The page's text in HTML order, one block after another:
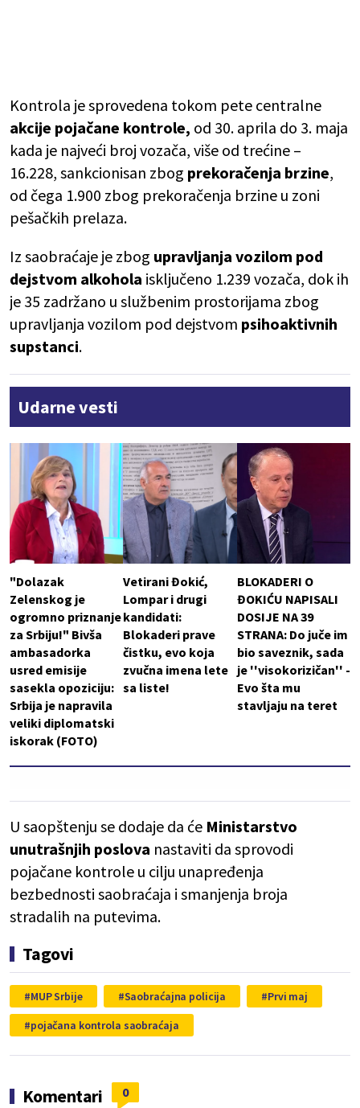
Kontrola je sprovedena tokom pete centralne
akcije pojačane kontrole, od 30. aprila do 3. maja
kada je najveći broj vozača, više od trećine –
16.228, sankcionisan zbog prekoračenja brzine,
od čega 1.900 zbog prekoračenja brzine u zoni
pešačkih prelaza.
Iz saobraćaje je zbog upravljanja vozilom pod
dejstvom alkohola isključeno 1.239 vozača, dok ih
je 35 zadržano u službenim prostorijama zbog
upravljanja vozilom pod dejstvom psihoaktivnih
supstanci.
Udarne vesti
"Dolazak
Zelenskog je
ogromno priznanje
za Srbiju!" Bivša
ambasadorka
usred emisije
sasekla opoziciju:
Srbija je napravila
veliki diplomatski
iskorak (FOTO)
Vetirani Đokić,
Lompar i drugi
kandidati:
Blokaderi prave
čistku, evo koja
zvučna imena lete
sa liste!
BLOKADERI O
ĐOKIĆU NAPISALI
DOSIJE NA 39
STRANA: Do juče im
bio saveznik, sada
je ''visokorizičan'' -
Evo šta mu
stavljaju na teret
U saopštenju se dodaje da će Ministarstvo
unutrašnjih poslova nastaviti da sprovodi
pojačane kontrole u cilju unapređenja
bezbednosti saobraćaja i smanjenja broja
stradalih na putevima.
Tagovi
MUP Srbije Saobraćajna policija
Prvi maj
pojačana kontrola saobraćaja
Komentari 0